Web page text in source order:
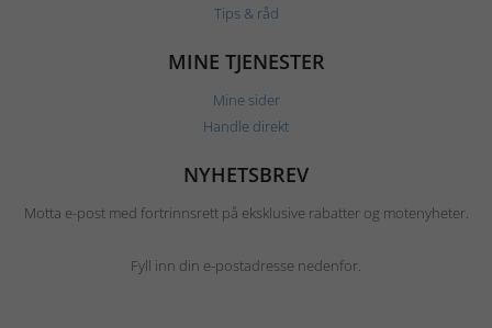
Tips & råd
MINE TJENESTER
Mine sider
Handle direkt
NYHETSBREV
Motta e-post med fortrinnsrett på eksklusive rabatter og motenyheter.
Fyll inn din e-postadresse nedenfor.